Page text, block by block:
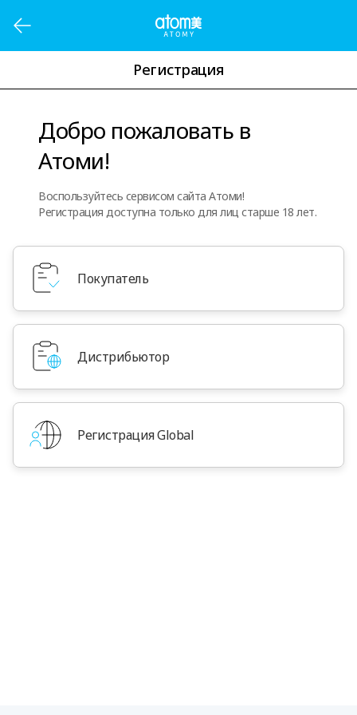
Регистрация
Добро пожаловать в
Атоми!
Воспользуйтесь сервисом сайта Атоми!
Регистрация доступна только для лиц старше 18 лет.
Покупатель
Дистрибьютор
Регистрация Global